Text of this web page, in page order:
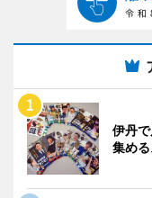
伊丹
集め